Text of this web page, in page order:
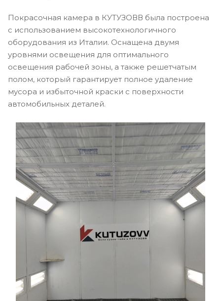
Покрасочная камера в КУТУЗОВВ была построена
с использованием высокотехнологичного
оборудования из Италии. Оснащена двумя
уровнями освещения для оптимального
освещения рабочей зоны, а также решетчатым
полом, который гарантирует полное удаление
мусора и избыточной краски с поверхности
автомобильных деталей.